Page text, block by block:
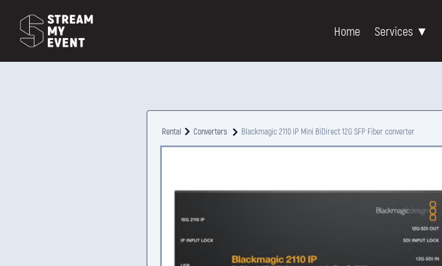
Home Services ▼
Rental Converters Blackmagic 2110 IP Mini BiDirect 12G SFP Fiber converter